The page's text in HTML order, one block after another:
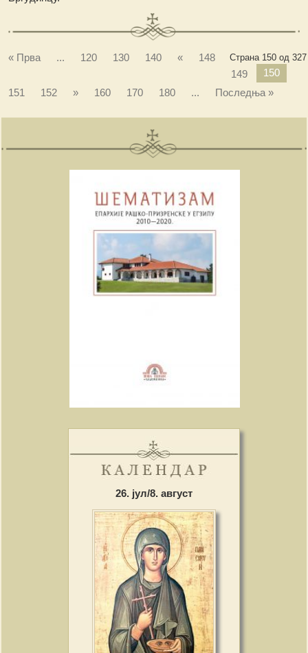
Страна 150 од 327
« Прва ... 120 130 140 «
148
149
150
151
152 » 160 170 180 ... Последња »
26. јул/8. август